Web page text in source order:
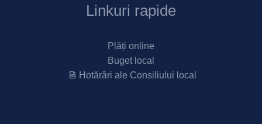
Linkuri rapide
Plăți online
Buget local
Hotărâri ale Consiliului local